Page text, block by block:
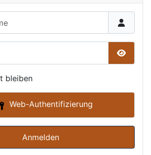
bleiben
Web-Authentifizierung
Anmelden